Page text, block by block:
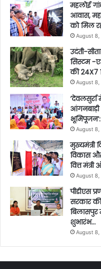
महलोई
आवास,
को मिल
August
उदंती-
सिस्टम -
की 24X7
August
भूमिपूजन’:
August
मुख्यमंत्री
विकास
वित्त मंत्री
August
पीडीएस
सरकार
बिलासपुर
शुभारंभ…
August